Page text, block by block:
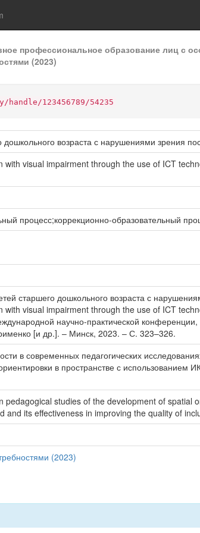
профессиональное образование лиц с
(2023)
123456789/54235
возраста с нарушениями зрения
visual impairment through the use of ICT
процесс;коррекционно-образовательный
старшего дошкольного возраста с
visual impairment through the use of ICT
научно-практической
[и др.]. – Минск, 2023. – С. 323–326.
в современных педагогических
в пространстве с
studies of the development of
its effectiveness in improving the quality of
(2023)